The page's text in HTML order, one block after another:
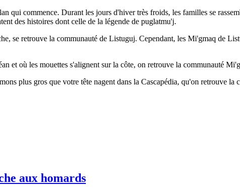
qui commence. Durant les jours d'hiver très froids, les familles se
des histoires dont celle de la légende de puglatmu'j.
se retrouve la communauté de Listuguj. Cependant, les Mi'gmaq de
et où les mouettes s'alignent sur la côte, on retrouve la communauté
plus gros que votre tête nagent dans la Cascapédia, qu'on retrouve la
aux homards